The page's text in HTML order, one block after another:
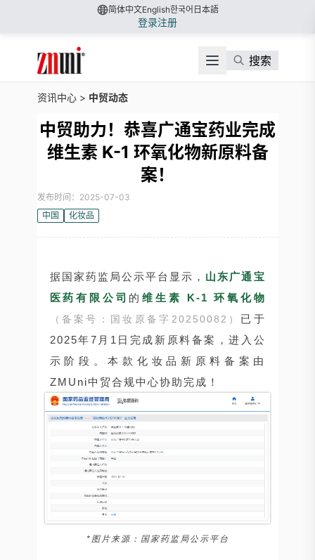
简体中文English한국어 日本語
登录注册
搜索
资讯中心 > 中贸动态
中贸助力！恭喜广通宝药业完成
维生素 K-1 环氧化物新原料备
案！
发布时间：2025-07-03
中国
化妆品
据国家药监局公示平台显示， 山东广通宝
医药有限公司 的维生素 K-1 环氧化物
（备案号：国妆原备字20250082） 已于
2025年7月1日完成新原料备案，进入公
示阶段。本款化妆品新原料备案由
ZMUni中贸合规中心协助完成！
*图片来源： 国家药监局公示平台